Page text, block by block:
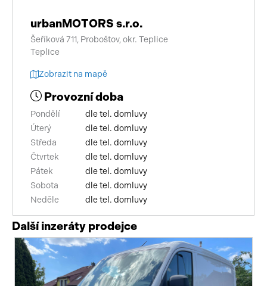
urbanMOTORS s.r.o.
Šeříková 711, Proboštov, okr. Teplice
Teplice
Zobrazit na mapě
Provozní doba
Pondělí
dle tel. domluvy
Úterý
dle tel. domluvy
Středa
dle tel. domluvy
Čtvrtek
dle tel. domluvy
Pátek
dle tel. domluvy
Sobota
dle tel. domluvy
Neděle
dle tel. domluvy
Další inzeráty prodejce